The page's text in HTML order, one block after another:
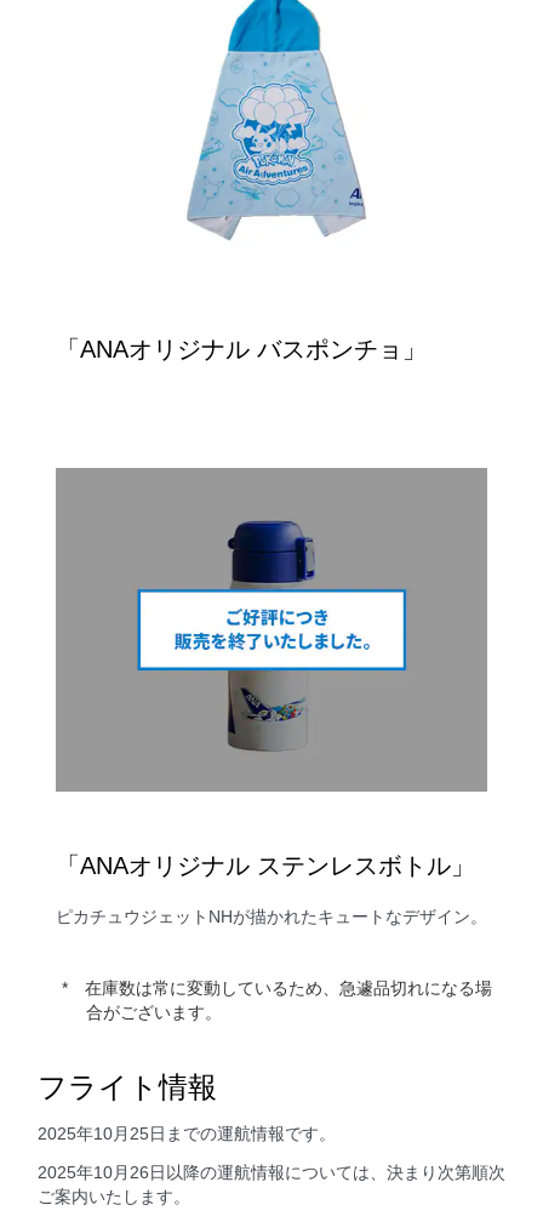
「ANAオリジナル バスポンチョ」
「ANAオリジナル ステンレスボトル」
ピカチュウジェットNHが描かれたキュートなデザイン。
在庫数は常に変動しているため、急遽品切れになる場
合がございます。
フライト情報
2025年10月25日までの運航情報です。
2025年10月26日以降の運航情報については、決まり次第順次
ご案内いたします。